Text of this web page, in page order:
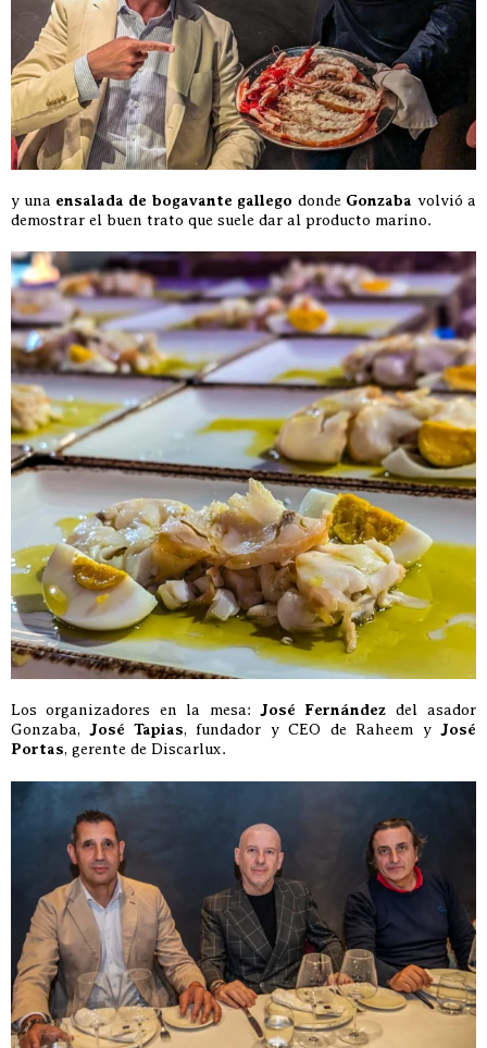
y una ensalada de bogavante gallego donde Gonzaba volvió a
demostrar el buen trato que suele dar al producto marino.
Los organizadores en la mesa: José Fernández del asador
Gonzaba, José Tapias, fundador y CEO de Raheem y José
Portas, gerente de Discarlux.